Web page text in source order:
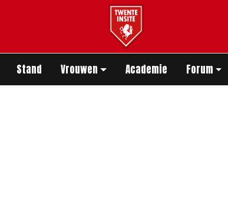
Stand Vrouwen Academie Forum